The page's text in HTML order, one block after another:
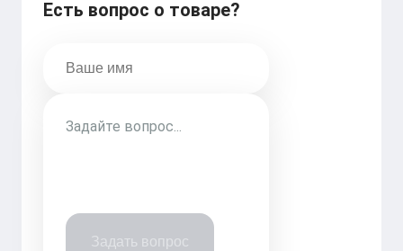
Есть вопрос о товаре?
Задать вопрос